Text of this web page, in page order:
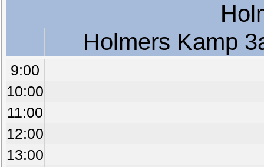
Holmers Kamp
9:00
10:00
11:00
12:00
13:00